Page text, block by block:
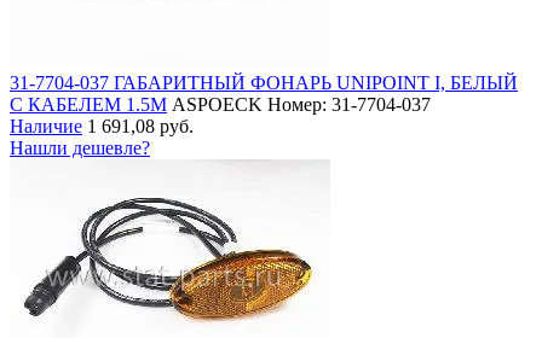
31-7704-037 ГАБАРИТНЫЙ ФОНАРЬ UNIPOINT I, БЕЛЫЙ
С КАБЕЛЕМ 1.5М ASPOECK Номер: 31-7704-037
Наличие 1 691,08 руб.
Нашли дешевле?